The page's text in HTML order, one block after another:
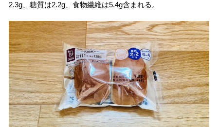
2.3g、糖質は2.2g、食物繊維は5.4g含まれる。